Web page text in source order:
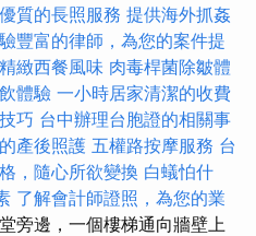
質的長照服務 提供海外抓姦
豐富的律師，為您的案件提
緻西餐風味 肉毒桿菌除皺體
體驗 一小時居家清潔的收費
巧 台中辦理台胞證的相關事
產後照護 五權路按摩服務 台
，隨心所欲變換 白蟻怕什
了解會計師證照，為您的業
旁邊，一個樓梯通向牆壁上